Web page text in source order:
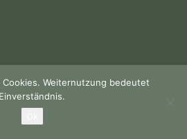
Weiternutzung bedeutet
Einverständnis.